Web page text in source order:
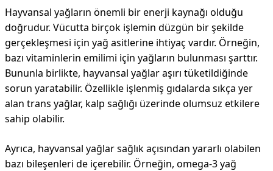
Hayvansal yağların önemli bir enerji kaynağı olduğu
doğrudur. Vücutta birçok işlemin düzgün bir şekilde
gerçekleşmesi için yağ asitlerine ihtiyaç vardır. Örneğin,
bazı vitaminlerin emilimi için yağların bulunması şarttır.
Bununla birlikte, hayvansal yağlar aşırı tüketildiğinde
sorun yaratabilir. Özellikle işlenmiş gıdalarda sıkça yer
alan trans yağlar, kalp sağlığı üzerinde olumsuz etkilere
sahip olabilir.
Ayrıca, hayvansal yağlar sağlık açısından yararlı olabilen
bazı bileşenleri de içerebilir. Örneğin, omega-3 yağ